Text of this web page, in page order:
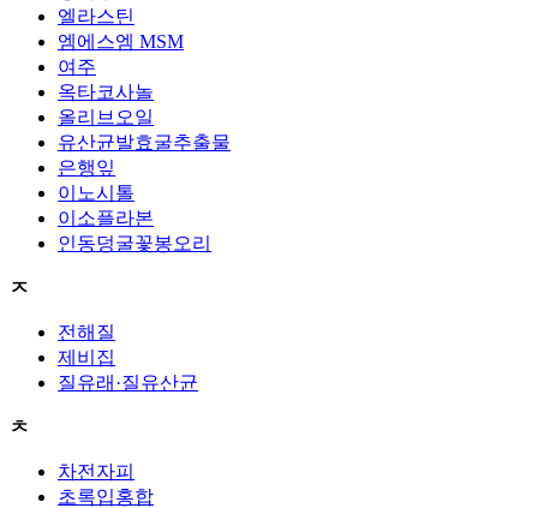
엘라스틴
엠에스엠 MSM
여주
옥타코사놀
올리브오일
유산균발효굴추출물
은행잎
이노시톨
이소플라본
인동덩굴꽃봉오리
ㅈ
전해질
제비집
질유래·질유산균
ㅊ
차전자피
초록입홍합